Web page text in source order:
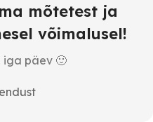
mõtetest ja
võimalusel!
iga päev 🙂